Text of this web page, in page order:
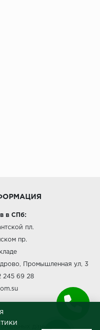
в СПб:
пл.
пр.
Промышленная ул, 3
245 69 28
данных